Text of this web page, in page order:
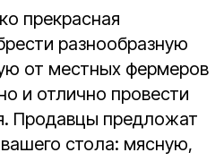
прекрасная
разнообразную
от местных фермеров
и отлично провести
Продавцы предложат
стола: мясную,